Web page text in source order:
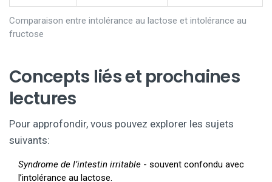
Comparaison entre intolérance au lactose et intolérance au
fructose
Concepts liés et prochaines
lectures
Pour approfondir, vous pouvez explorer les sujets
suivants:
Syndrome de l’intestin irritable - souvent confondu avec
l’intolérance au lactose.